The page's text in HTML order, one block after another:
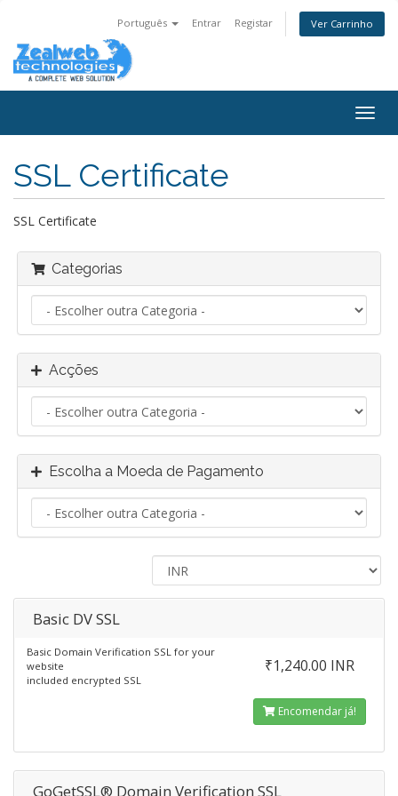
Português Entrar Registar Ver Carrinho
SSL Certificate
SSL Certificate
Categorias
Acções
Escolha a Moeda de Pagamento
Basic DV SSL
Basic Domain Verification SSL for your
website
included encrypted SSL
₹1,240.00 INR
Encomendar já!
GoGetSSL® Domain Verification SSL